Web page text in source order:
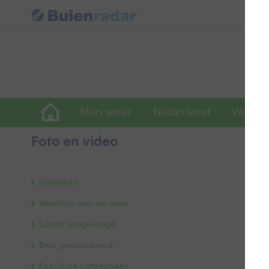
Mijn weer Nederland
Foto en video
Uitgelicht
Weerfoto van de week
Laatst toegevoegd
Best gewaardeerd
Populaire categorieën